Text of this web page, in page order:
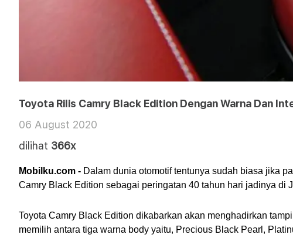
Toyota Rilis Camry Black Edition Dengan Warna Dan
06 August 2020
dilihat 366x
Mobilku.com - Dalam dunia otomotif tentunya sudah biasa jika
Camry Black Edition sebagai peringatan 40 tahun hari jadinya di
Toyota Camry Black Edition dikabarkan akan menghadirkan
memilih antara tiga warna body yaitu, Precious Black Pearl,